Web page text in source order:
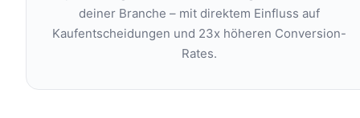
deiner Branche – mit direktem Einfluss auf
Kaufentscheidungen und 23x höheren Conversion-
Rates.